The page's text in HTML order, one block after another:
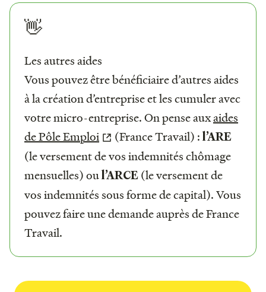
👋
Les autres aides
Vous pouvez être bénéficiaire d’autres aides
à la création d’entreprise et les cumuler avec
votre micro-entreprise. On pense auxaides
de Pôle Emploi
(France Travail) : l’ARE
(le versement de vos indemnités chômage
mensuelles) oul’ARCE (le versement de
vos indemnités sous forme de capital). Vous
pouvez faire une demande auprès de France
Travail.